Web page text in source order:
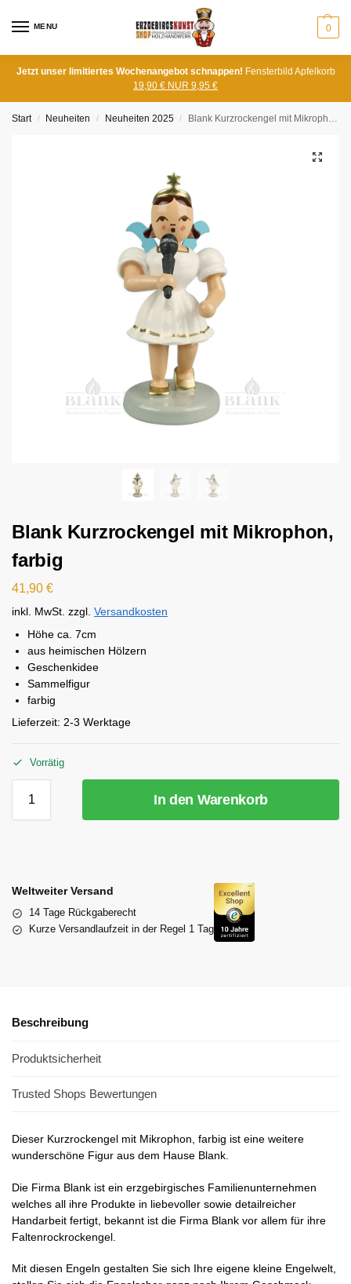
MENU 0
Jetzt unser limitiertes Wochenangebot schnappen! Fensterbild Apfelkorb
19,90 € NUR 9,95 €
Start / Neuheiten / Neuheiten 2025 / Blank Kurzrockengel mit Mikrophon, farbig
Blank Kurzrockengel mit Mikrophon,
farbig
41,90 €
inkl. MwSt. zzgl. Versandkosten
Höhe ca. 7cm
aus heimischen Hölzern
Geschenkidee
Sammelfigur
farbig
Lieferzeit: 2-3 Werktage
Vorrätig
In den Warenkorb
Weltweiter Versand
14 Tage Rückgaberecht
Kurze Versandlaufzeit in der Regel 1 Tag
Beschreibung
Produktsicherheit
Trusted Shops Bewertungen
Dieser Kurzrockengel mit Mikrophon, farbig ist eine weitere
wunderschöne Figur aus dem Hause Blank.
Die Firma Blank ist ein erzgebirgisches Familienunternehmen
welches all ihre Produkte in liebevoller sowie detailreicher
Handarbeit fertigt, bekannt ist die Firma Blank vor allem für ihre
Faltenrockrockengel.
Mit diesen Engeln gestalten Sie sich Ihre eigene kleine Engelwelt,